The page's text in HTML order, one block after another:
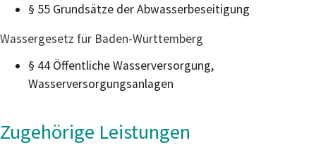
§ 55 Grundsätze der Abwasserbeseitigung
Wassergesetz für Baden-Württemberg
§ 44 Öffentliche Wasserversorgung,
Wasserversorgungsanlagen
Zugehörige Leistungen